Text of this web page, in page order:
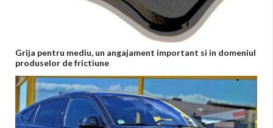
Grija pentru mediu, un angajament important si in domeniul
produselor de frictiune